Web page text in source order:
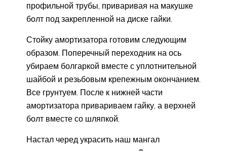
профильной трубы, приваривая на макушке
болт под закрепленной на диске гайки.
Стойку амортизатора готовим следующим
образом. Поперечный переходник на ось
убираем болгаркой вместе с уплотнительной
шайбой и резьбовым крепежным окончанием.
Все грунтуем. После к нижней части
амортизатора привариваем гайку, а верхней
болт вместе со шляпкой.
Настал черед украсить наш мангал